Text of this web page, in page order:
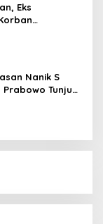
Eks
Nanik S
Tunjuk